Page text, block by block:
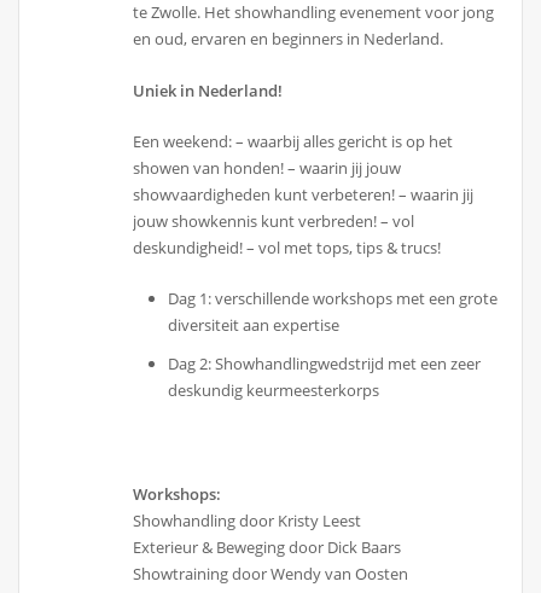
te Zwolle. Het showhandling evenement voor jong
en oud, ervaren en beginners in Nederland.
Uniek in Nederland!
Een weekend: – waarbij alles gericht is op het
showen van honden! – waarin jij jouw
showvaardigheden kunt verbeteren! – waarin jij
jouw showkennis kunt verbreden! – vol
deskundigheid! – vol met tops, tips & trucs!
Dag 1: verschillende workshops met een grote
diversiteit aan expertise
Dag 2: Showhandlingwedstrijd met een zeer
deskundig keurmeesterkorps
Workshops:
Showhandling door Kristy Leest
Exterieur & Beweging door Dick Baars
Showtraining door Wendy van Oosten